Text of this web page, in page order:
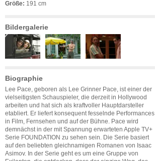
Größe: 191 cm
Bildergalerie
Biographie
Lee Pace, geboren als Lee Grinner Pace, ist einer der
vielseitigsten Schauspieler, die derzeit in Hollywood
arbeiten und hat sich als kraftvoller Hauptdarsteller
etabliert. Er liefert konsequent fesselnde Performances
in Film, Fernsehen und auf der Bühne. Pace wird
demnächst in der mit Spannung erwarteten Apple TV+
Serie FOUNDATION zu sehen sein. Die Serie basiert
auf den beliebten gleichnamigen Romanen von Isaac
Asimov. In der Serie geht es um eine Gruppe von